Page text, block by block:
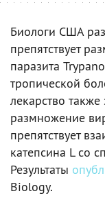
Биологи США
препятствует
паразита
тропической
лекарство
размножение
препятствует
катепсина L со
Результаты
Biology.